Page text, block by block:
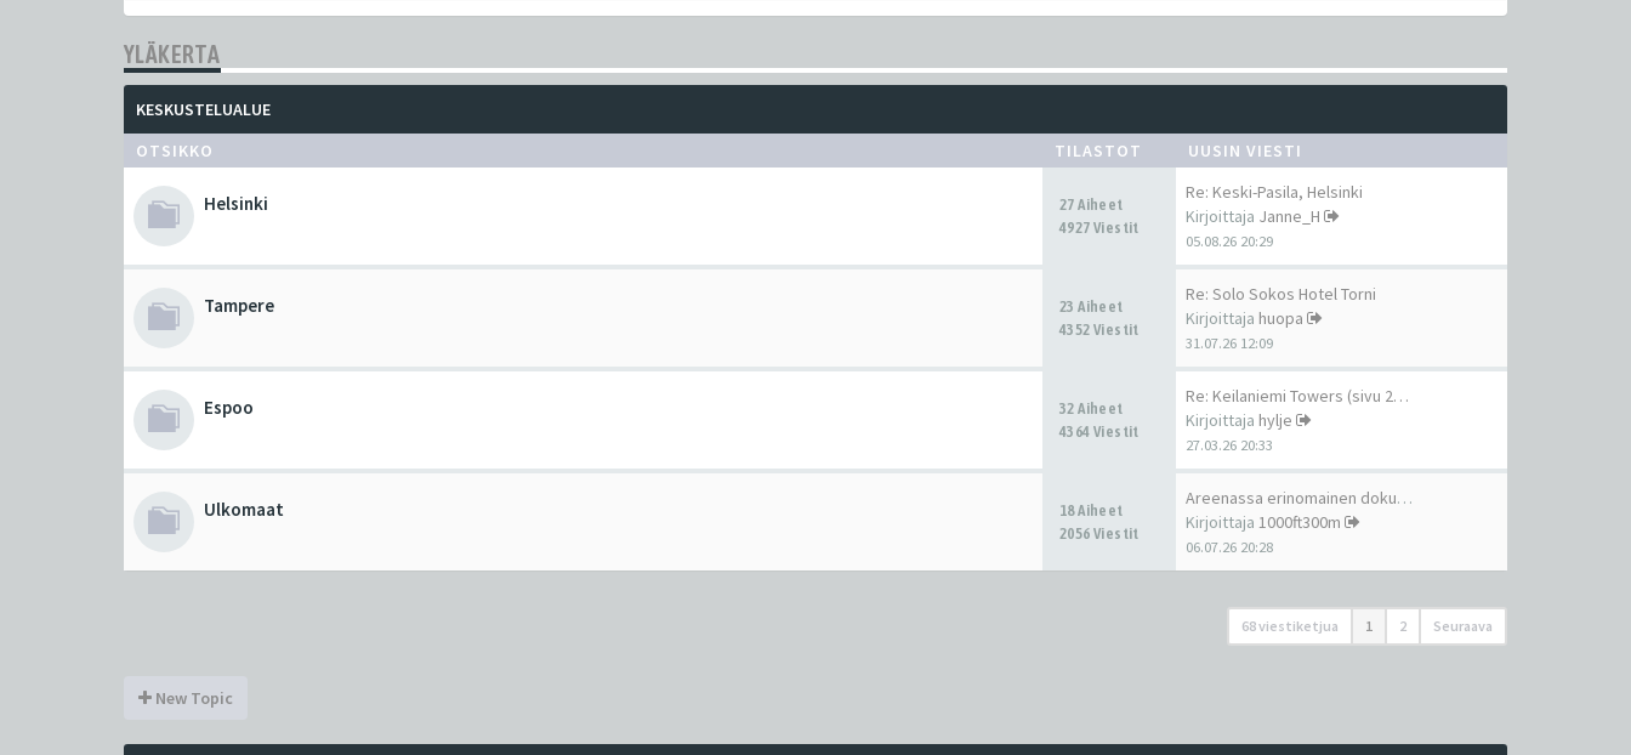
YLÄKERTA
KESKUSTELUALUE
OTSIKKO
TILASTOT UUSIN VIESTI
Helsinki
27 Aiheet
4927 Viestit
Re: Keski-Pasila, Helsinki
Kirjoittaja Janne_H
05.08.26 20:29
Tampere
23 Aiheet
4352 Viestit
Re: Solo Sokos Hotel Torni
Kirjoittaja huopa
31.07.26 12:09
Espoo
32 Aiheet
4364 Viestit
Re: Keilaniemi Towers (sivu 2…
Kirjoittaja hylje
27.03.26 20:33
Ulkomaat
18 Aiheet
2056 Viestit
Areenassa erinomainen dokumen…
Kirjoittaja 1000ft300m
06.07.26 20:28
68 viestiketjua 1 2 Seuraava
New Topic